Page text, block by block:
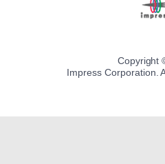
Copyright
Impress Corporation.